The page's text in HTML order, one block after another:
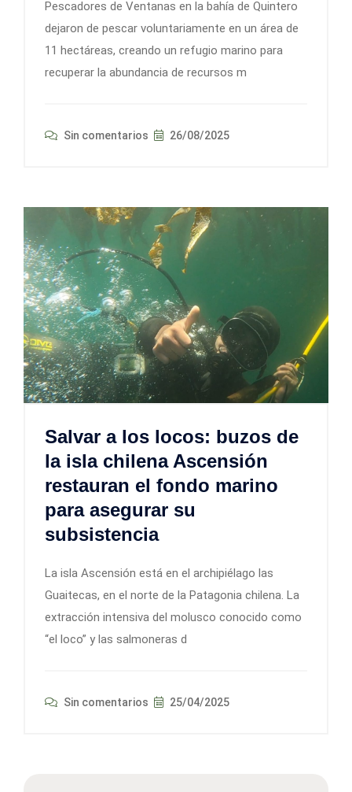
Pescadores de Ventanas en la bahía de Quintero
dejaron de pescar voluntariamente en un área de
11 hectáreas, creando un refugio marino para
recuperar la abundancia de recursos m
Sin comentarios 26/08/2025
Salvar a los locos: buzos de
la isla chilena Ascensión
restauran el fondo marino
para asegurar su
subsistencia
La isla Ascensión está en el archipiélago las
Guaitecas, en el norte de la Patagonia chilena. La
extracción intensiva del molusco conocido como
“el loco” y las salmoneras d
Sin comentarios 25/04/2025